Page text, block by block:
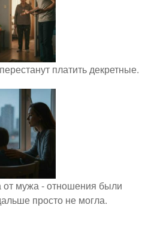
платить декретные.
от мужа - отношения были
просто не могла.